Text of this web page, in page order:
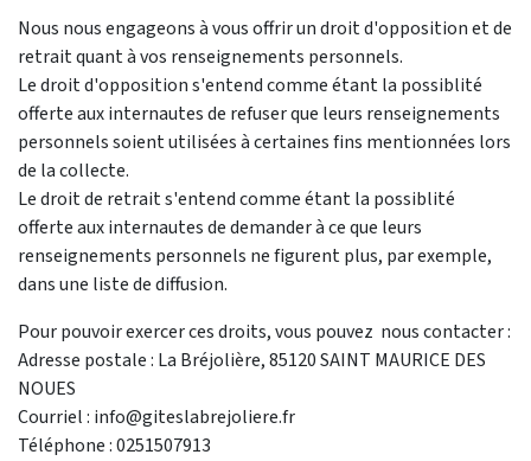
Nous nous engageons à vous offrir un droit d'opposition et de
retrait quant à vos renseignements personnels.
Le droit d'opposition s'entend comme étant la possiblité
offerte aux internautes de refuser que leurs renseignements
personnels soient utilisées à certaines fins mentionnées lors
de la collecte.
Le droit de retrait s'entend comme étant la possiblité
offerte aux internautes de demander à ce que leurs
renseignements personnels ne figurent plus, par exemple,
dans une liste de diffusion.
Pour pouvoir exercer ces droits, vous pouvez nous contacter :
Adresse postale : La Bréjolière, 85120 SAINT MAURICE DES
NOUES
Courriel : info@giteslabrejoliere.fr
Téléphone : 0251507913